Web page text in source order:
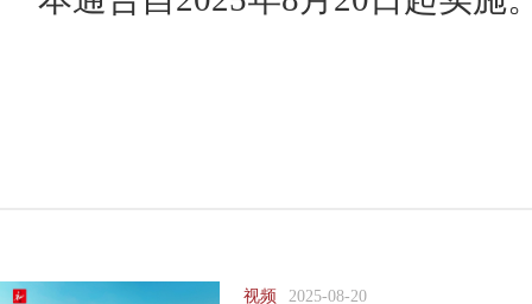
视频 2025-08-20